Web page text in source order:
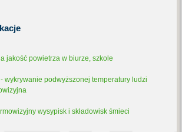
jakość powietrza w biurze, szkole
wykrywanie podwyższonej temperatury ludzi
wysypisk i składowisk śmieci